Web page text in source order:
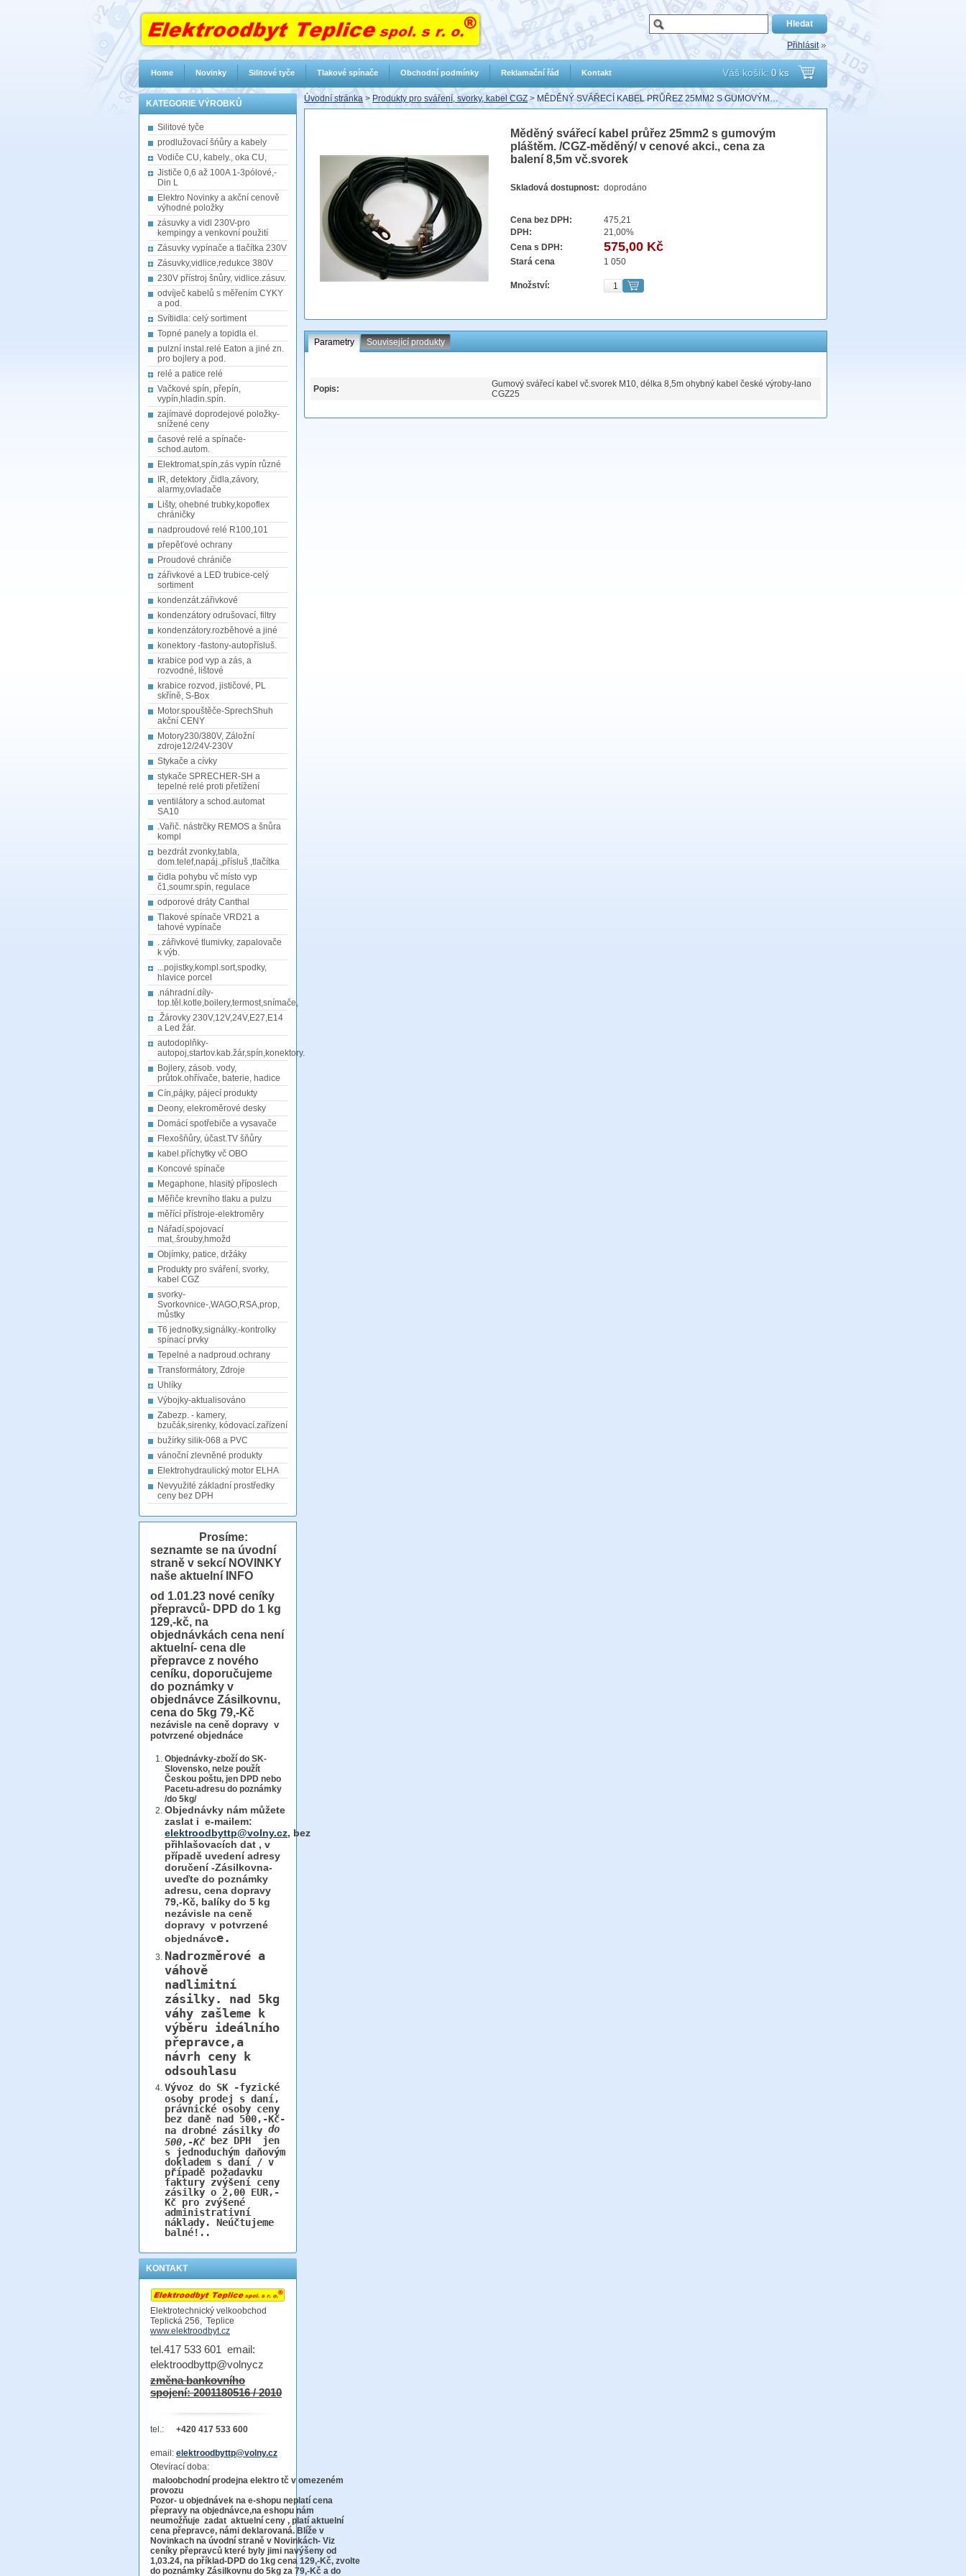
Váš košík: 0 ks
KATEGORIE VÝROBKŮ
Silitové tyče
prodlužovací šńůry a kabely
Vodiče CU, kabely., oka CU,
Jističe 0,6 až 100A 1-3pólové,-
Din L
Elektro Novinky a akční cenově
výhodné položky
zásuvky a vidl 230V-pro
kempingy a venkovní použití
Zásuvky vypínače a tlačítka 230V
Zásuvky,vidlice,redukce 380V
230V přístroj šnůry, vidlice.zásuv.
odvíječ kabelů s měřením CYKY
a pod.
Svítiidla: celý sortiment
Topné panely a topidla el.
pulzní instal.relé Eaton a jiné zn.
pro bojlery a pod.
relé a patice relé
Vačkové spín, přepín,
vypín,hladin.spín.
zajímavé doprodejové položky-
snížené ceny
časové relé a spínače-
schod.autom.
Elektromat,spín,zás vypín různé
IR, detektory ,čidla,závory,
alarmy,ovladače
Lišty, ohebné trubky,kopoflex
chráničky
nadproudové relé R100,101
přepěťové ochrany
Proudové chrániče
zářivkové a LED trubice-celý
sortiment
kondenzát.zářivkové
kondenzátory odrušovací, filtry
kondenzátory.rozběhové a jiné
konektory -fastony-autopřísluš.
krabice pod vyp a zás, a
rozvodné, lištové
krabice rozvod, jističové, PL
skříně, S-Box
Motor.spouštěče-SprechShuh
akční CENY
Motory230/380V, Záložní
zdroje12/24V-230V
Stykače a cívky
stykače SPRECHER-SH a
tepelné relé proti přetížení
ventilátory a schod.automat
SA10
.Vařič. nástrčky REMOS a šnůra
kompl
bezdrát zvonky,tabla,
dom.telef,napáj.,přísluš ,tlačítka
čidla pohybu vč místo vyp
č1,soumr.spín, regulace
odporové dráty Canthal
Tlakové spínače VRD21 a
tahové vypínače
. zářivkové tlumivky, zapalovače
k výb.
...pojistky,kompl.sort,spodky,
hlavice porcel
.náhradní.díly-
top.těl.kotle,boilery,termost,snímače,
.Žárovky 230V,12V,24V,E27,E14
a Led žár.
autodoplňky-
autopoj,startov.kab.žár,spín,konektory.
Bojlery, zásob. vody,
průtok.ohřívače, baterie, hadice
Cín,pájky, pájecí produkty
Deony, elekroměrové desky
Domácí spotřebiče a vysavače
Flexošňůry, účast.TV šňůry
kabel.příchytky vč OBO
Koncové spínače
Megaphone, hlasitý příposlech
Měřiče krevního tlaku a pulzu
měřící přístroje-elektroměry
Nářadí,spojovací
mat,.šrouby,hmožd
Objímky, patice, držáky
Produkty pro sváření, svorky,
kabel CGZ
svorky-
Svorkovnice-,WAGO,RSA,prop,
můstky
T6 jednotky,signálky.-kontrolky
spínací prvky
Tepelné a nadproud.ochrany
Transformátory, Zdroje
Uhlíky
Výbojky-aktualisováno
Zabezp. - kamery,
bzučák,sirenky, kódovací.zařízení
bužírky silik-068 a PVC
vánoční zlevněné produkty
Elektrohydraulický motor ELHA
Nevyužité základní prostředky
ceny bez DPH
Přihlásit
Prosíme:
seznamte se na úvodní
straně v sekcí NOVINKY
naše aktuelní INFO
od 1.01.23 nové ceníky
přepravců- DPD do 1 kg
129,-kč, na
objednávkách cena není
aktuelní- cena dle
přepravce z nového
ceníku, doporučujeme
do poznámky v
objednávce Zásilkovnu,
cena do 5kg 79,-Kč
nezávisle na ceně dopravy v
potvrzené objednáce
Objednávky-zboží do SK-
Slovensko, nelze použít
Českou poštu, jen DPD nebo
Pacetu-adresu do poznámky
/do 5kg/
Objednávky nám můžete
zaslat i e-mailem:
elektroodbyttp@volny.cz, bez
přihlašovacích dat , v
případě uvedení adresy
doručení -Zásilkovna-
uveďte do poznámky
adresu, cena dopravy
79,-Kč, balíky do 5 kg
nezávisle na ceně
dopravy v potvrzené
objednávce.
Nadrozměrové a
váhově
nadlimitní
zásilky. nad 5kg
váhy zašleme k
výběru ideálního
přepravce,a
návrh ceny k
odsouhlasu
Vývoz do SK -fyzické
osoby prodej s daní,
právnické osoby ceny
bez daně nad 500,-Kč-
na drobné zásilky do
500,-Kčbez DPH jen
s jednoduchým daňovým
dokladem s daní / v
případě požadavku
faktury zvýšení ceny
zásilky o 2,00 EUR,-
Kč pro zvýšené
administrativní
náklady. Neúčtujeme
balné!..
KONTAKT
Elektrotechnický velkoobchod
Teplická 256, Teplice
www.elektroodbyt.cz
tel.417 533 601 email:
elektroodbyttp@volnycz
změna bankovního
spojení: 2001180516 / 2010
tel.: +420 417 533 600
email: elektroodbyttp@volny.cz
Otevírací doba:
maloobchodní prodejna elektro tč v omezeném
provozu
Pozor- u objednávek na e-shopu neplatí cena
přepravy na objednávce,na eshopu nám
neumožňuje zadat aktuelní ceny , platí aktuelní
cena přepravce, námi deklarovaná. Blíže v
Novinkach na úvodní straně v Novinkách- Viz
ceníky přepravců které byly jimi navýšeny od
1,03.24, na příklad-DPD do 1kg cena 129,-Kč, zvolte
do poznámky Zásilkovnu do 5kg za 79,-Kč a do
Úvodní stránka > Produkty pro sváření, svorky, kabel CGZ > MĚDĚNÝ SVÁŘECÍ KABEL PRŮŘEZ 25MM2 S GUMOVÝM…
Měděný svářecí kabel průřez 25mm2 s gumovým
pláštěm. /CGZ-měděný/ v cenové akci., cena za
balení 8,5m vč.svorek
Skladová dostupnost: doprodáno
Cena bez DPH:
475,21
DPH:
21,00%
Cena s DPH:
575,00 Kč
Stará cena 1 050
Množství:
Parametry Související produkty
Popis:
Gumový svářecí kabel vč.svorek M10, délka 8,5m ohybný kabel české výroby-lano
CGZ25
Home Novinky Silitové tyče Tlakové spínače Obchodní podmínky Reklamační řád Kontakt